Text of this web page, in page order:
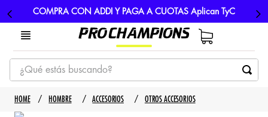
COMPRA CON ADDI Y PAGA A CUOTAS Aplican TyC
¿Qué estás buscando?
TÉRMINOS MÁS BUSCADOS
1
HOMBRE ACCESORIOS OTROS ACCESORIOS